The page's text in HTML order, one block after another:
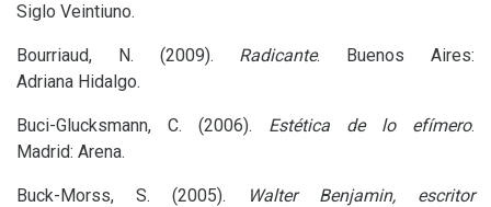
Siglo Veintiuno.
Bourriaud, N. (2009). Radicante. Buenos Aires:
Adriana Hidalgo.
Buci-Glucksmann, C. (2006). Estética de lo efímero.
Madrid: Arena.
Buck-Morss, S. (2005).
Walter Benjamin, escritor